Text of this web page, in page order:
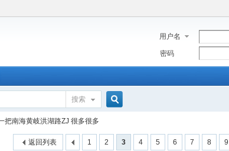
用户名
密码
搜索
把南海黄岐洪湖路ZJ 很多很多
1 2 3 4 5 6 7 8 9
返回列表